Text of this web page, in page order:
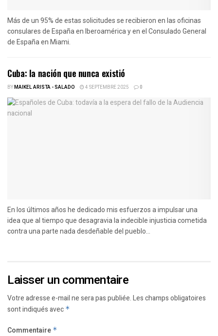
Más de un 95% de estas solicitudes se recibieron en las oficinas
consulares de España en Iberoamérica y en el Consulado General
de España en Miami.
Cuba: la nación que nunca existió
BYMAIKEL ARISTA - SALADO 4 SEPTEMBRE 2025 0
En los últimos años he dedicado mis esfuerzos a impulsar una
idea que al tiempo que desagravia la indecible injusticia cometida
contra una parte nada desdeñable del pueblo...
Laisser un commentaire
Votre adresse e-mail ne sera pas publiée.Les champs obligatoires
sont indiqués avec *
Commentaire *